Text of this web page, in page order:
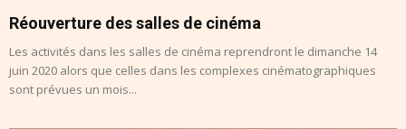
Réouverture des salles de cinéma
Les activités dans les salles de cinéma reprendront le dimanche 14
juin 2020 alors que celles dans les complexes cinématographiques
sont prévues un mois...